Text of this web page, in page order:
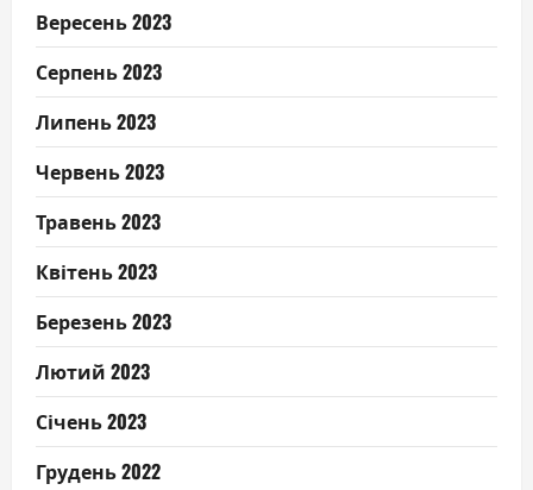
Вересень 2023
Серпень 2023
Липень 2023
Червень 2023
Травень 2023
Квітень 2023
Березень 2023
Лютий 2023
Січень 2023
Грудень 2022